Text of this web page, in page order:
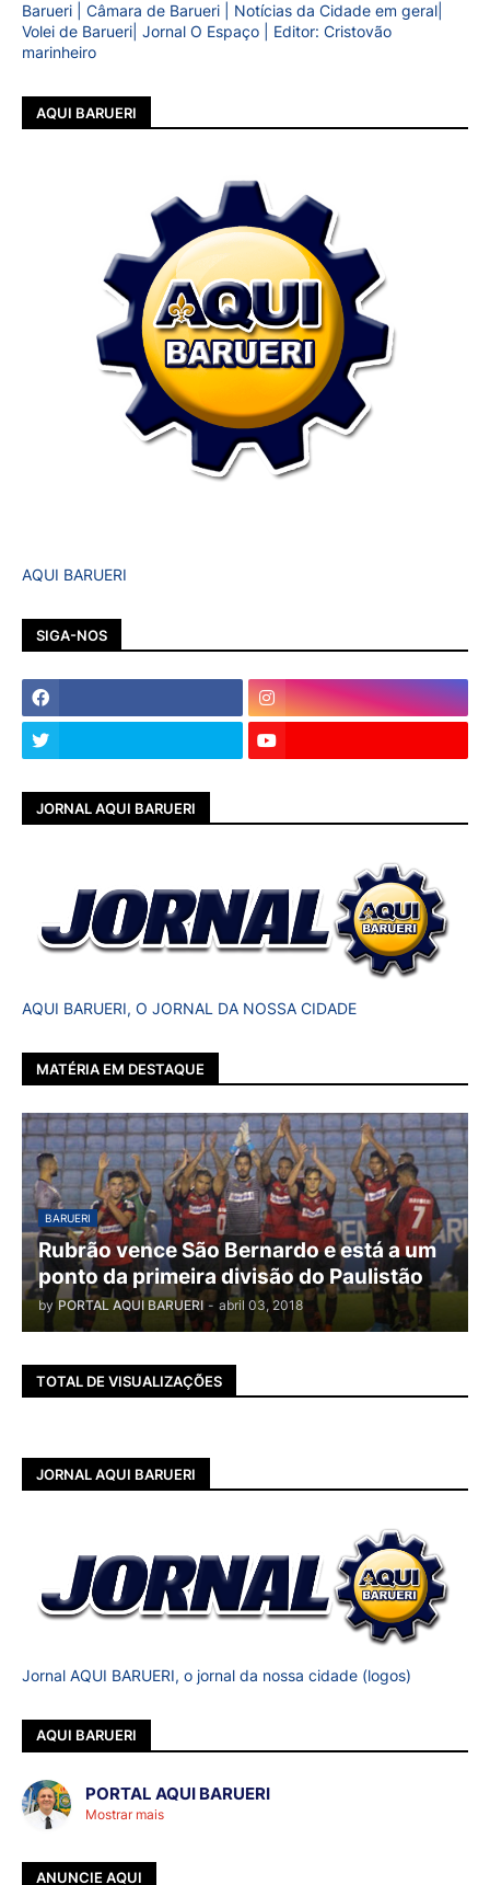
Barueri | Câmara de Barueri | Notícias da Cidade em geral|
Volei de Barueri| Jornal O Espaço | Editor: Cristovão
marinheiro
AQUI BARUERI
AQUI BARUERI
SIGA-NOS
JORNAL AQUI BARUERI
AQUI BARUERI, O JORNAL DA NOSSA CIDADE
MATÉRIA EM DESTAQUE
BARUERI
Rubrão vence São Bernardo e está a um
ponto da primeira divisão do Paulistão
by PORTAL AQUI BARUERI - abril 03, 2018
TOTAL DE VISUALIZAÇÕES
JORNAL AQUI BARUERI
Jornal AQUI BARUERI, o jornal da nossa cidade (logos)
AQUI BARUERI
PORTAL AQUI BARUERI
Mostrar mais
ANUNCIE AQUI